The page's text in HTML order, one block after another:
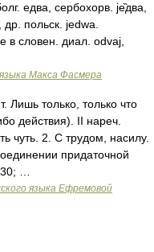
едва, сербохорв. jе̏два,
польск. jedwa.
в словен. диал. odvaj,
Макса Фасмера
Лишь только, только что
действия). II нареч.
чуть. 2. С трудом, насилу.
придаточной
…
языка Ефремовой